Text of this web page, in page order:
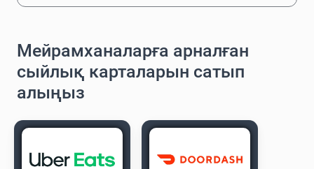
Мейрамханаларға арналған
сыйлық карталарын сатып
алыңыз